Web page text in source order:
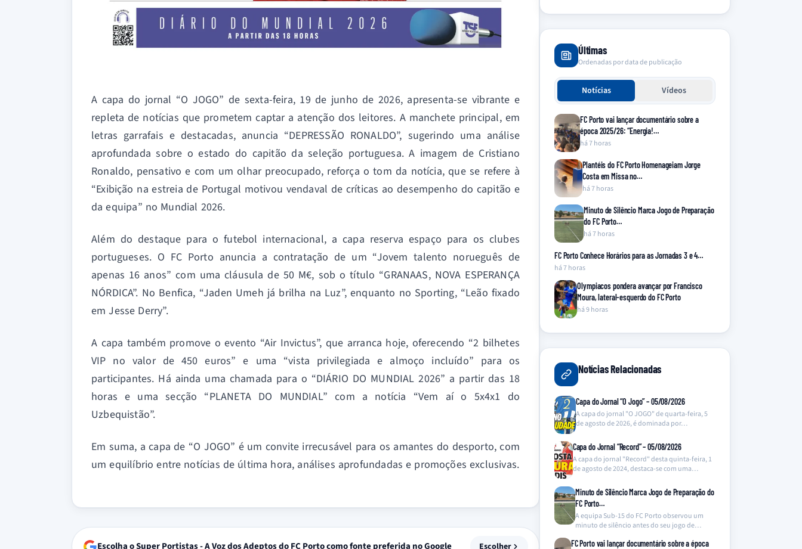
A capa do jornal “O JOGO” de sexta-feira, 19 de junho de 2026, apresenta-se vibrante e
repleta de notícias que prometem captar a atenção dos leitores. A manchete principal, em
letras garrafais e destacadas, anuncia “DEPRESSÃO RONALDO”, sugerindo uma análise
aprofundada sobre o estado do capitão da seleção portuguesa. A imagem de Cristiano
Ronaldo, pensativo e com um olhar preocupado, reforça o tom da notícia, que se refere à
“Exibição na estreia de Portugal motivou vendaval de críticas ao desempenho do capitão e
da equipa” no Mundial 2026.
Além do destaque para o futebol internacional, a capa reserva espaço para os clubes
portugueses. O FC Porto anuncia a contratação de um “Jovem talento norueguês de
apenas 16 anos” com uma cláusula de 50 M€, sob o título “GRANAAS, NOVA ESPERANÇA
NÓRDICA”. No Benfica, “Jaden Umeh já brilha na Luz”, enquanto no Sporting, “Leão fixado
em Jesse Derry”.
A capa também promove o evento “Air Invictus”, que arranca hoje, oferecendo “2 bilhetes
VIP no valor de 450 euros” e uma “vista privilegiada e almoço incluído” para os
participantes. Há ainda uma chamada para o “DIÁRIO DO MUNDIAL 2026” a partir das 18
horas e uma secção “PLANETA DO MUNDIAL” com a notícia “Vem aí o 5x4x1 do
Uzbequistão”.
Em suma, a capa de “O JOGO” é um convite irrecusável para os amantes do desporto, com
um equilíbrio entre notícias de última hora, análises aprofundadas e promoções exclusivas.
Escolher
Últimas
Ordenadas por data de publicação
Notícias Vídeos
FC Porto vai lançar documentário sobre a
época 2025/26: “Energia!…
há 7 horas
Plantéis do FC Porto Homenageiam Jorge
Costa em Missa no…
há 7 horas
Minuto de Silêncio Marca Jogo de Preparação
do FC Porto…
há 7 horas
FC Porto Conhece Horários para as Jornadas 3 e 4…
há 7 horas
Olympiacos pondera avançar por Francisco
Moura, lateral-esquerdo do FC Porto
há 9 horas
Notícias Relacionadas
Capa do Jornal “O Jogo” – 05/08/2026
A capa do jornal "O JOGO" de quarta-feira, 5
de agosto de 2026, é dominada por…
Capa do Jornal “Record” – 05/08/2026
A capa do jornal "Record" desta quinta-feira, 1
de agosto de 2024, destaca-se com uma
Minuto de Silêncio Marca Jogo de Preparação do
FC Porto…
A equipa Sub-15 do FC Porto observou um
minuto de silêncio antes do seu jogo de…
FC Porto vai lançar documentário sobre a época